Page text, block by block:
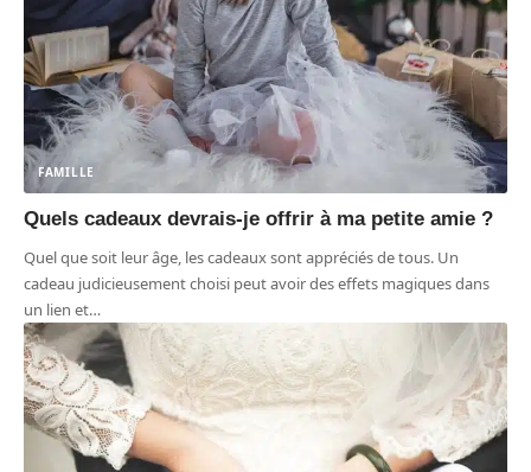
FAMILLE
Quels cadeaux devrais-je offrir à ma petite amie ?
Quel que soit leur âge, les cadeaux sont appréciés de tous. Un
cadeau judicieusement choisi peut avoir des effets magiques dans
un lien et…